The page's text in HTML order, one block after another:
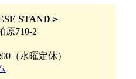
STAND＞
原710-2
（水曜定休）